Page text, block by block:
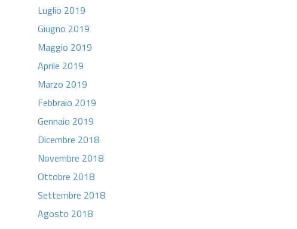
Luglio 2019
Giugno 2019
Maggio 2019
Aprile 2019
Marzo 2019
Febbraio 2019
Gennaio 2019
Dicembre 2018
Novembre 2018
Ottobre 2018
Settembre 2018
Agosto 2018